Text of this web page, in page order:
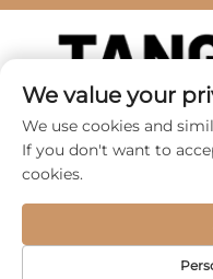
Avtorske pravice ©
LEATHER CO.,
We value your
We use cookies and
If you don't want to
cookies.